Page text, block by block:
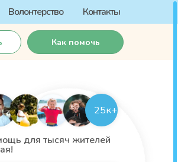
Как помочь
Контакты
Волонтерство
для тысяч жителей
25к+